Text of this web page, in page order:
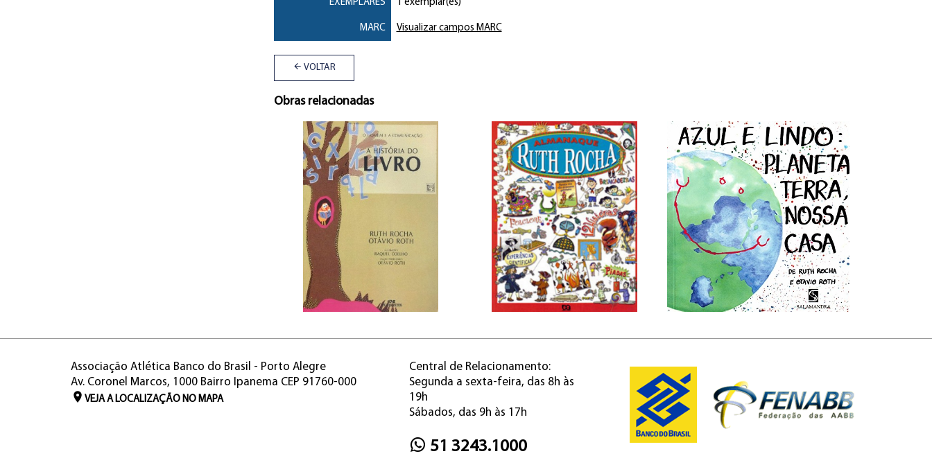
EXEMPLARES 1 exemplar(es)
MARC Visualizar campos MARC
VOLTAR
Obras relacionadas
Associação Atlética Banco do Brasil - Porto Alegre
Av. Coronel Marcos, 1000 Bairro Ipanema CEP 91760-000
VEJA A LOCALIZAÇÃO NO MAPA
Central de Relacionamento:
Segunda a sexta-feira, das 8h às
19h
Sábados, das 9h às 17h
51 3243.1000